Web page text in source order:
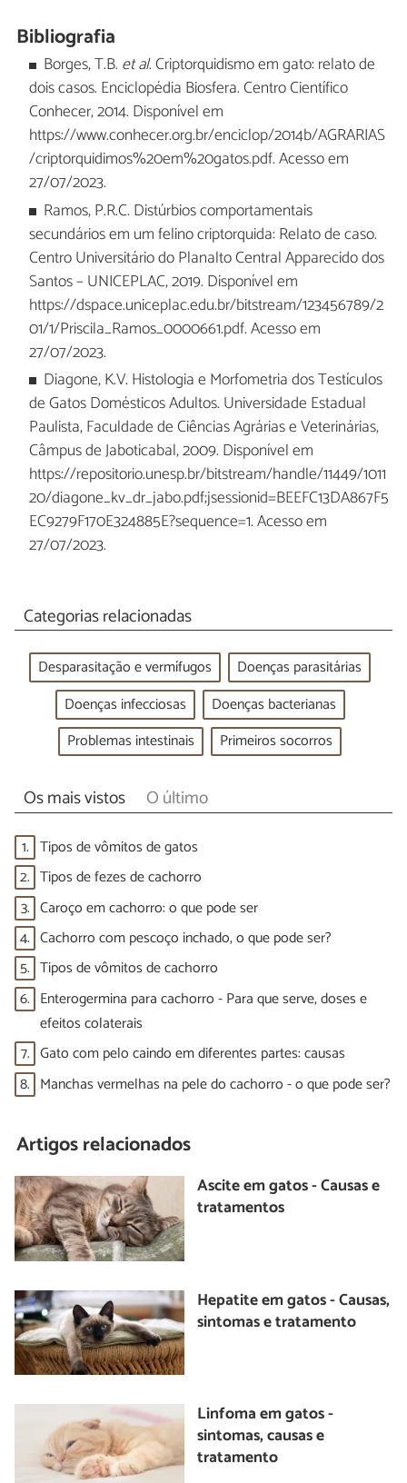
Bibliografia
Borges, T.B. et al. Criptorquidismo em gato: relato de
dois casos. Enciclopédia Biosfera. Centro Científico
Conhecer, 2014. Disponível em
https://www.conhecer.org.br/enciclop/2014b/AGRARIAS
/criptorquidimos%20em%20gatos.pdf. Acesso em
27/07/2023.
Ramos, P.R.C. Distúrbios comportamentais
secundários em um felino criptorquida: Relato de caso.
Centro Universitário do Planalto Central Apparecido dos
Santos – UNICEPLAC, 2019. Disponível em
https://dspace.uniceplac.edu.br/bitstream/123456789/2
01/1/Priscila_Ramos_0000661.pdf. Acesso em
27/07/2023.
Diagone, K.V. Histologia e Morfometria dos Testículos
de Gatos Domésticos Adultos. Universidade Estadual
Paulista, Faculdade de Ciências Agrárias e Veterinárias,
Câmpus de Jaboticabal, 2009. Disponível em
https://repositorio.unesp.br/bitstream/handle/11449/1011
20/diagone_kv_dr_jabo.pdf;jsessionid=BEEFC13DA867F5
EC9279F170E324885E?sequence=1. Acesso em
27/07/2023.
Categorias relacionadas
Desparasitação e vermífugos
Doenças parasitárias
Doenças infecciosas
Doenças bacterianas
Problemas intestinais
Primeiros socorros
Os mais vistos O último
1. Tipos de vômitos de gatos
2. Tipos de fezes de cachorro
3. Caroço em cachorro: o que pode ser
4. Cachorro com pescoço inchado, o que pode ser?
5. Tipos de vômitos de cachorro
6. Enterogermina para cachorro - Para que serve, doses e
efeitos colaterais
7. Gato com pelo caindo em diferentes partes: causas
8. Manchas vermelhas na pele do cachorro - o que pode ser?
Artigos relacionados
Ascite em gatos - Causas e
tratamentos
Hepatite em gatos - Causas,
sintomas e tratamento
Linfoma em gatos -
sintomas, causas e
tratamento